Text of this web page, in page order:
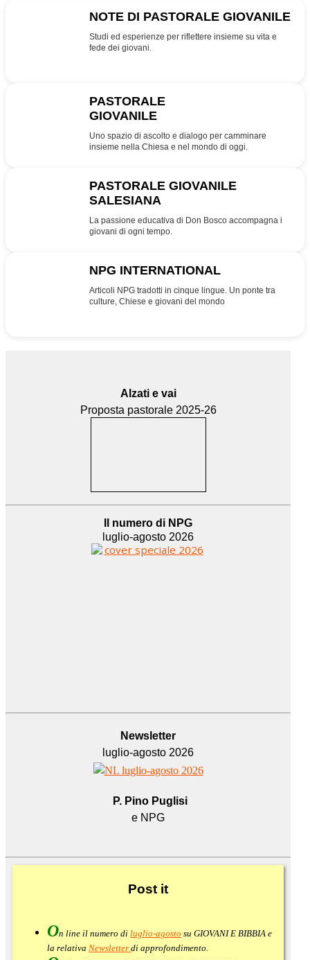
NOTE DI PASTORALE GIOVANILE
Studi ed esperienze per riflettere insieme su vita e
fede dei giovani.
PASTORALE
GIOVANILE
Uno spazio di ascolto e dialogo per camminare
insieme nella Chiesa e nel mondo di oggi.
PASTORALE GIOVANILE
SALESIANA
La passione educativa di Don Bosco accompagna i
giovani di ogni tempo.
NPG INTERNATIONAL
Articoli NPG tradotti in cinque lingue. Un ponte tra
culture, Chiese e giovani del mondo
Alzati e vai
Proposta pastorale 2025-26
Il numero di NPG
luglio-agosto 2026
Newsletter
luglio-agosto 2026
P. Pino Puglisi
e NPG
Post it
On line il numero di luglio-agosto su GIOVANI E BIBBIA e
la relativa Newsletter di approfondimento